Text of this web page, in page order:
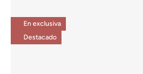
En exclusiva
Destacado